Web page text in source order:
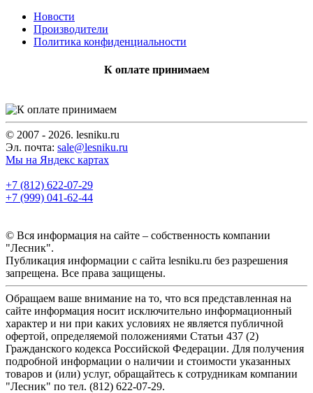
Новости
Производители
Политика конфиденциальности
К оплате принимаем
© 2007 - 2026. lesniku.ru
Эл. почта: sale@lesniku.ru
Мы на Яндекс картах
+7 (812) 622-07-29
+7 (999) 041-62-44
© Вся информация на сайте – собственность компании
"Лесник".
Публикация информации с сайта lesniku.ru без разрешения
запрещена. Все права защищены.
Обращаем ваше внимание на то, что вся представленная на
сайте информация носит исключительно информационный
характер и ни при каких условиях не является публичной
офертой, определяемой положениями Статьи 437 (2)
Гражданского кодекса Российской Федерации. Для получения
подробной информации о наличии и стоимости указанных
товаров и (или) услуг, обращайтесь к сотрудникам компании
"Лесник" по тел. (812) 622-07-29.